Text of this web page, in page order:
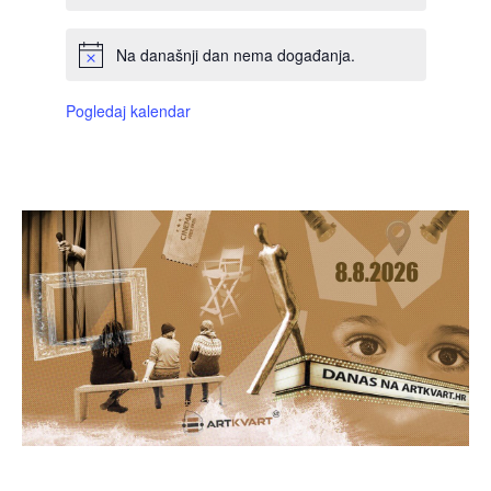
Na današnji dan nema događanja.
Pogledaj kalendar